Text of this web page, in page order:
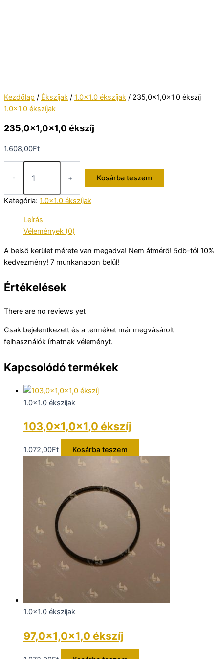
Kezdőlap / Ékszíjak / 1.0x1.0 ékszíjak / 235,0×1,0×1,0 ékszíj
1.0x1.0 ékszíjak
235,0×1,0×1,0 ékszíj
1.608,00Ft
-
235,0×1,0×1,0
+ Kosárba teszem
Kategória: 1.0x1.0 ékszíjak
Leírás
Vélemények (0)
A belső kerület mérete van megadva! Nem átmérő! 5db-tól 10%
kedvezmény! 7 munkanapon belül!
Értékelések
There are no reviews yet
Csak bejelentkezett és a terméket már megvásárolt
felhasználók írhatnak véleményt.
Kapcsolódó termékek
1.0x1.0 ékszíjak
103,0×1,0×1,0 ékszíj
1.072,00Ft Kosárba teszem
1.0x1.0 ékszíjak
97,0×1,0×1,0 ékszíj